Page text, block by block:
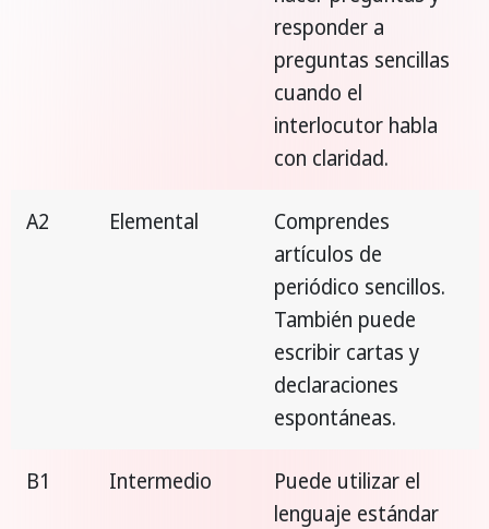
responder a
preguntas sencillas
cuando el
interlocutor habla
con claridad.
A2 Elemental
Comprendes
artículos de
periódico sencillos.
También puede
escribir cartas y
declaraciones
espontáneas.
B1 Intermedio
Puede utilizar el
lenguaje estándar